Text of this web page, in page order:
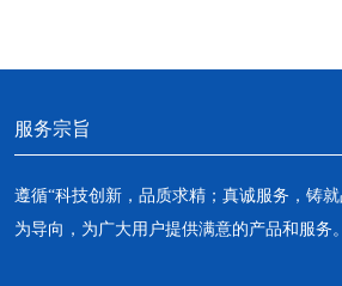
服务宗旨
遵循“科技创新，品质求精；真诚服务，铸
为导向，为广大用户提供满意的产品和服务。